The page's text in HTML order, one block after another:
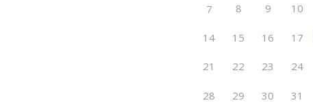
7 8 9 10
14 15 16 17
21 22 23 24
28 29 30 31